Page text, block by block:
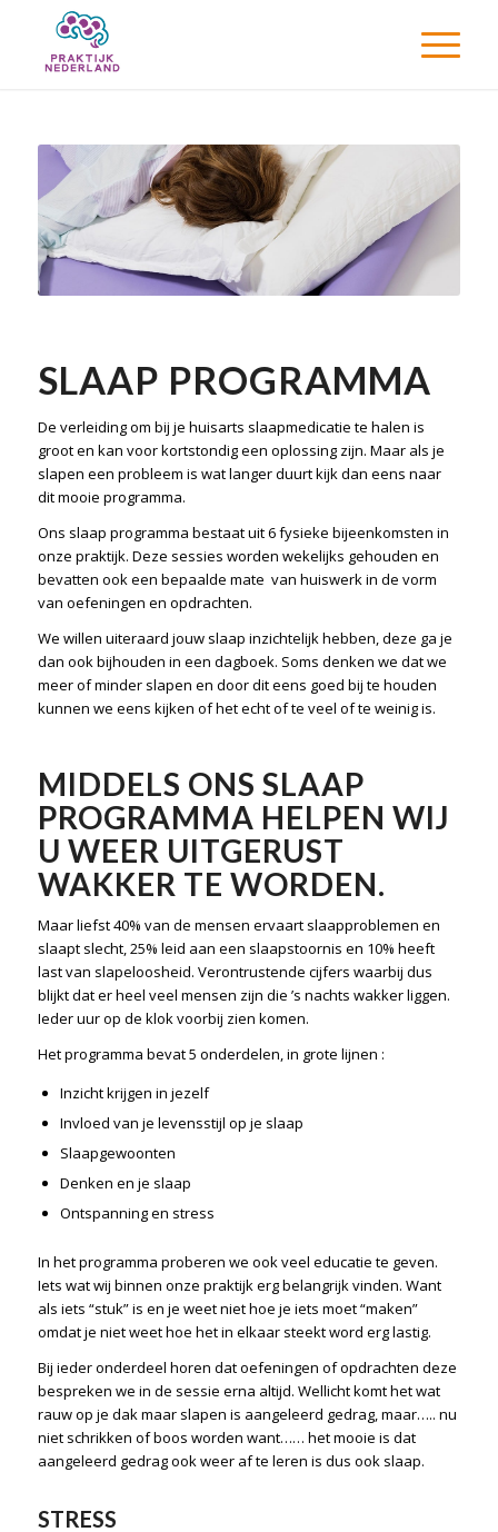
SLAAP PROGRAMMA
De verleiding om bij je huisarts slaapmedicatie te halen is
groot en kan voor kortstondig een oplossing zijn. Maar als je
slapen een probleem is wat langer duurt kijk dan eens naar
dit mooie programma.
Ons slaap programma bestaat uit 6 fysieke bijeenkomsten in
onze praktijk. Deze sessies worden wekelijks gehouden en
bevatten ook een bepaalde mate van huiswerk in de vorm
van oefeningen en opdrachten.
We willen uiteraard jouw slaap inzichtelijk hebben, deze ga je
dan ook bijhouden in een dagboek. Soms denken we dat we
meer of minder slapen en door dit eens goed bij te houden
kunnen we eens kijken of het echt of te veel of te weinig is.
MIDDELS ONS SLAAP
PROGRAMMA HELPEN WIJ
U WEER UITGERUST
WAKKER TE WORDEN.
Maar liefst 40% van de mensen ervaart slaapproblemen en
slaapt slecht, 25% leid aan een slaapstoornis en 10% heeft
last van slapeloosheid. Verontrustende cijfers waarbij dus
blijkt dat er heel veel mensen zijn die ’s nachts wakker liggen.
Ieder uur op de klok voorbij zien komen.
Het programma bevat 5 onderdelen, in grote lijnen :
Inzicht krijgen in jezelf
Invloed van je levensstijl op je slaap
Slaapgewoonten
Denken en je slaap
Ontspanning en stress
In het programma proberen we ook veel educatie te geven.
Iets wat wij binnen onze praktijk erg belangrijk vinden. Want
als iets “stuk” is en je weet niet hoe je iets moet “maken”
omdat je niet weet hoe het in elkaar steekt word erg lastig.
Bij ieder onderdeel horen dat oefeningen of opdrachten deze
bespreken we in de sessie erna altijd. Wellicht komt het wat
rauw op je dak maar slapen is aangeleerd gedrag, maar….. nu
niet schrikken of boos worden want…… het mooie is dat
aangeleerd gedrag ook weer af te leren is dus ook slaap.
STRESS